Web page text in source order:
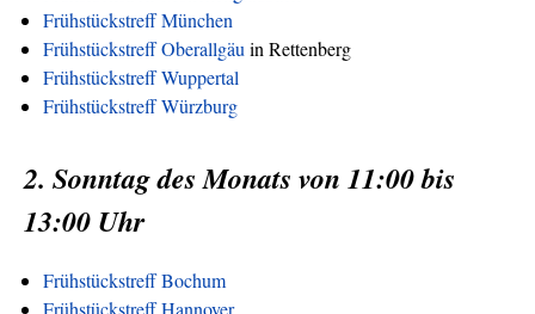
Frühstückstreff München
Frühstückstreff Oberallgäu in Rettenberg
Frühstückstreff Wuppertal
Frühstückstreff Würzburg
2. Sonntag des Monats von 11:00 bis
13:00 Uhr
Frühstückstreff Bochum
Frühstückstreff Hannover